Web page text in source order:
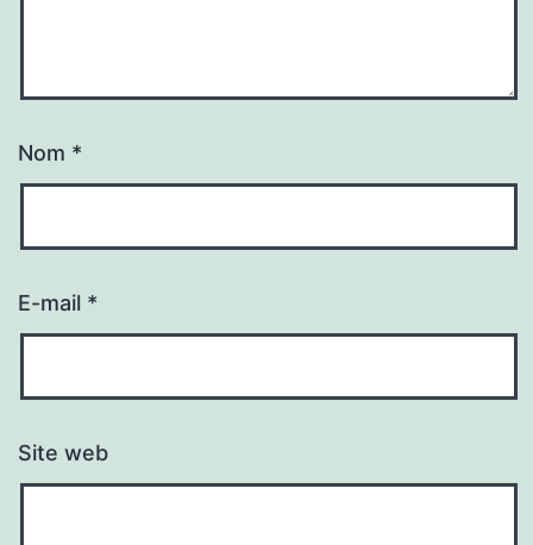
Nom *
E-mail *
Site web